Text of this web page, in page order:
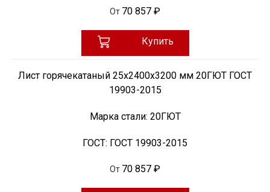
От 70 857 ₽
Купить
Лист горячекатаный 25х2400х3200 мм 20ГЮТ ГОСТ
19903-2015
Марка стали: 20ГЮТ
ГОСТ: ГОСТ 19903-2015
От 70 857 ₽